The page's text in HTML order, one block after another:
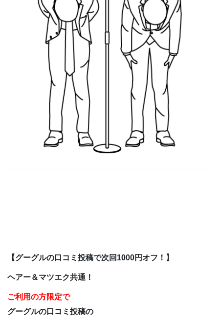
【グーグルの口コミ投稿で次回1000円オフ！】
ヘアー＆マツエク共通！
ご利用の方限定で
グーグルの口コミ投稿の